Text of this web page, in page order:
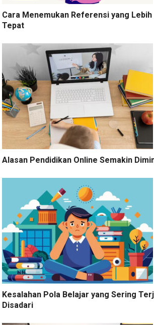
Cara Menemukan Referensi yang Lebih
Tepat
Alasan Pendidikan Online Semakin
Kesalahan Pola Belajar yang Sering
Disadari